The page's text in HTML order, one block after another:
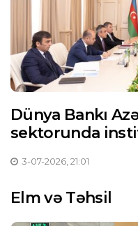
Dünya Bankı
sektorunda
3-07-2026, 21:01
Elm və Təhsil